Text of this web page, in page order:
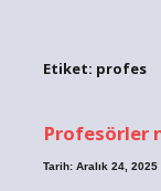
Etiket: profes
Profesörler
Tarih: Aralık 24, 2025